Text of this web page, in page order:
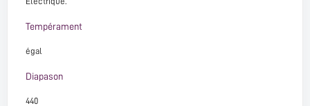
Tempérament
égal
Diapason
440